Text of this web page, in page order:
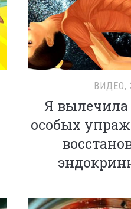
ВИДЕО,
Я
особых